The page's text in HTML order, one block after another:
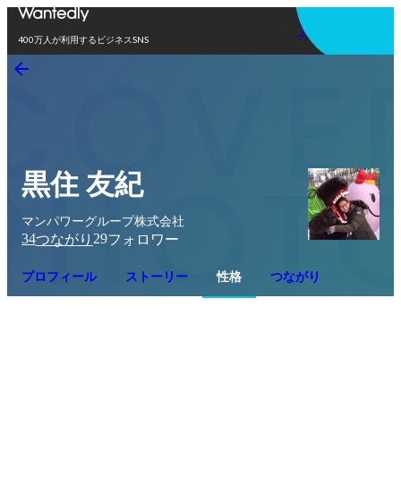
400万人が利用するビジネスSNS
アプリを使う
黒住 友紀
マンパワーグループ株式会社
34つながり 29フォロワー
プロフィール ストーリー 性格 つながり